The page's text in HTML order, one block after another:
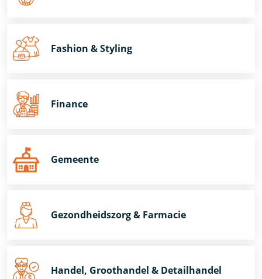
Fashion & Styling
Finance
Gemeente
Gezondheidszorg & Farmacie
Handel, Groothandel & Detailhandel